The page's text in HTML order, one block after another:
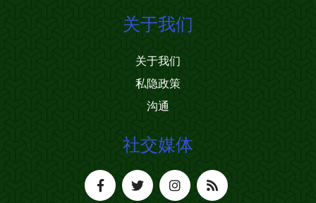
关于我们
关于我们
私隐政策
沟通
社交媒体